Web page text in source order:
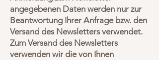
angegebenen Daten werden nur zur
Beantwortung Ihrer Anfrage bzw. den
Versand des Newsletters verwendet.
Zum Versand des Newsletters
verwenden wir die von Ihnen